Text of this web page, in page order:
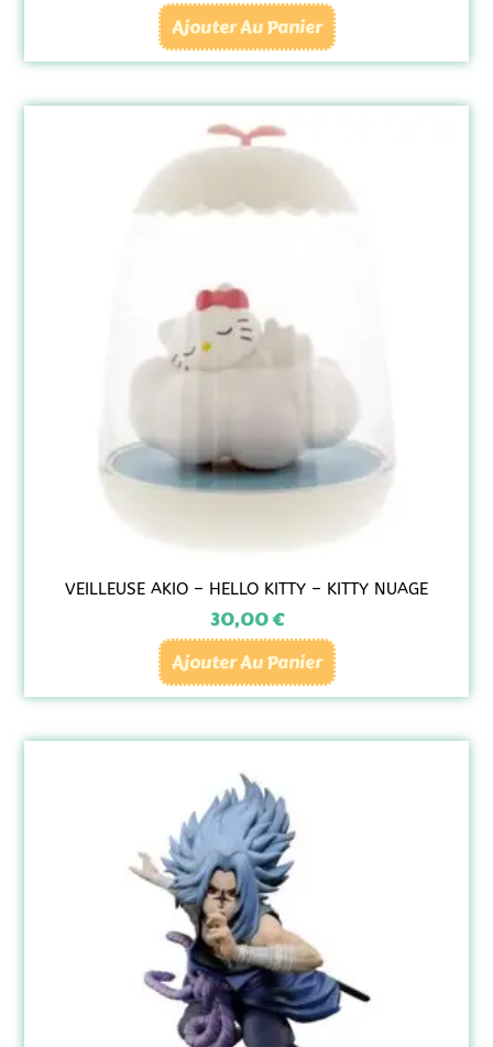
Ajouter Au Panier
VEILLEUSE AKIO – HELLO KITTY – KITTY NUAGE
30,00€
Ajouter Au Panier